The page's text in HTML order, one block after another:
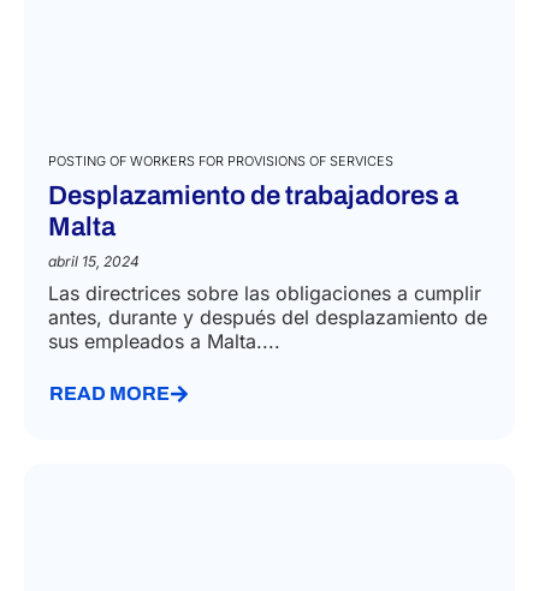
POSTING OF WORKERS FOR PROVISIONS OF SERVICES
Desplazamiento de trabajadores a
Malta
abril 15, 2024
Las directrices sobre las obligaciones a cumplir
antes, durante y después del desplazamiento de
sus empleados a Malta....
READ MORE